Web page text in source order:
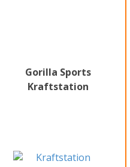
Gorilla Sports
Kraftstation